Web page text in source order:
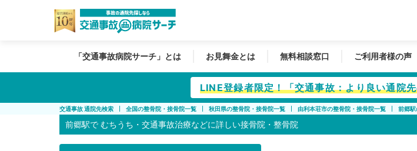
「交通事故病院サーチ」とは お見舞金とは 無料相談窓口 ご利用者様の声
LINE登録者限定！「交通事故：より良い通院
交通事故 通院先検索 全国の整骨院・接骨院一覧 秋田県の整骨院・接骨院一覧 由利本荘市の整骨院・接骨院一覧 前郷
前郷駅で むちうち・交通事故治療などに詳しい接骨院・整骨院